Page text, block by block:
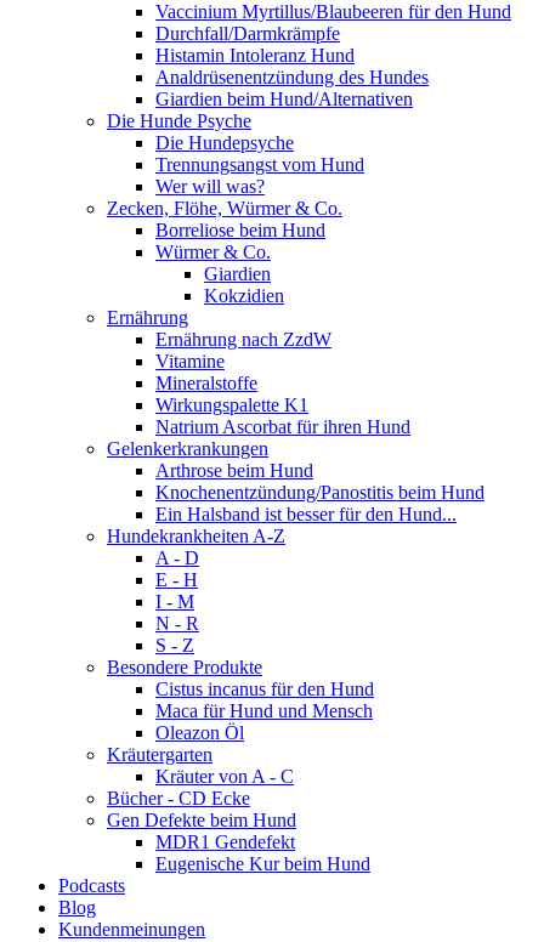
Vaccinium Myrtillus/Blaubeeren für den Hund
Durchfall/Darmkrämpfe
Histamin Intoleranz Hund
Analdrüsenentzündung des Hundes
Giardien beim Hund/Alternativen
Die Hunde Psyche
Die Hundepsyche
Trennungsangst vom Hund
Wer will was?
Zecken, Flöhe, Würmer & Co.
Borreliose beim Hund
Würmer & Co.
Giardien
Kokzidien
Ernährung
Ernährung nach ZzdW
Vitamine
Mineralstoffe
Wirkungspalette K1
Natrium Ascorbat für ihren Hund
Gelenkerkrankungen
Arthrose beim Hund
Knochenentzündung/Panostitis beim Hund
Ein Halsband ist besser für den Hund...
Hundekrankheiten A-Z
A - D
E - H
I - M
N - R
S - Z
Besondere Produkte
Cistus incanus für den Hund
Maca für Hund und Mensch
Oleazon Öl
Kräutergarten
Kräuter von A - C
Bücher - CD Ecke
Gen Defekte beim Hund
MDR1 Gendefekt
Eugenische Kur beim Hund
Podcasts
Blog
Kundenmeinungen